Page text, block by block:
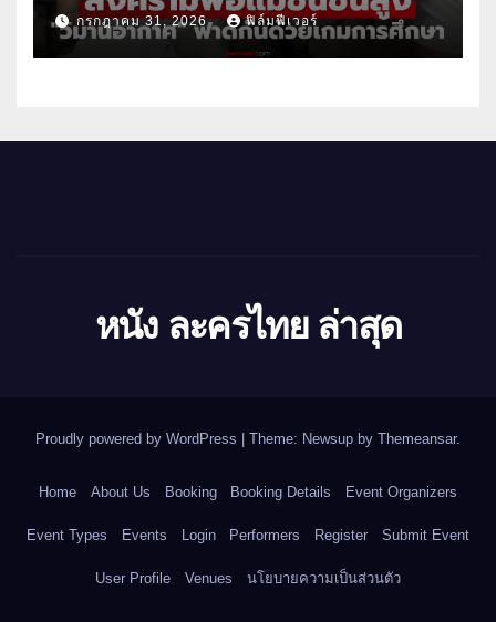
กรกฎาคม 31, 2026 ฟิล์มฟีเวอร์
หนัง ละครไทย ล่าสุด
Proudly powered by WordPress | Theme: Newsup by Themeansar.
Home About Us Booking Booking Details Event Organizers
Event Types Events Login Performers Register Submit Event
User Profile Venues นโยบายความเป็นส่วนตัว